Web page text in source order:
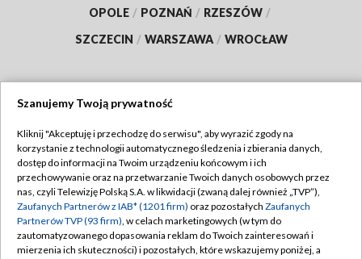
OPOLE / POZNAŃ / RZESZÓW /
SZCZECIN / WARSZAWA / WROCŁAW
TVP
Abonament TVP
Emisja w TVP
Centrum informacji TVP
Naziemna Telewizja Cyfrowa
Regulamin TVP
Polityka prywatności
Moje zgody
Szanujemy Twoją prywatność
Kliknij "Akceptuję i przechodzę do serwisu", aby wyrazić zgody na
korzystanie z technologii automatycznego śledzenia i zbierania danych,
dostęp do informacji na Twoim urządzeniu końcowym i ich
przechowywanie oraz na przetwarzanie Twoich danych osobowych przez
nas, czyli Telewizję Polską S.A. w likwidacji (zwaną dalej również „TVP”),
Zaufanych Partnerów z IAB* (1201 firm) oraz pozostałych Zaufanych
Partnerów TVP (93 firm), w celach marketingowych (w tym do
zautomatyzowanego dopasowania reklam do Twoich zainteresowań i
mierzenia ich skuteczności) i pozostałych, które wskazujemy poniżej, a